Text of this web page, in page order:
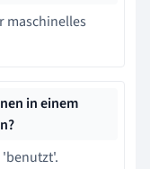
maschinelles
in einem